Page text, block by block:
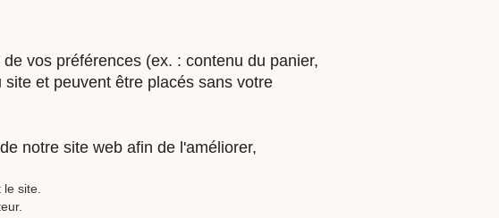
vos préférences (ex. : contenu du panier,
et peuvent être placés sans votre
notre site web afin de l'améliorer,
site.